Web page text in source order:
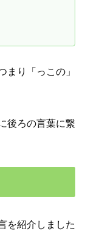
まり「っこの」
後ろの言葉に繋
を紹介しました